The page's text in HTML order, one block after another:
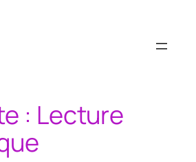
: Lecture